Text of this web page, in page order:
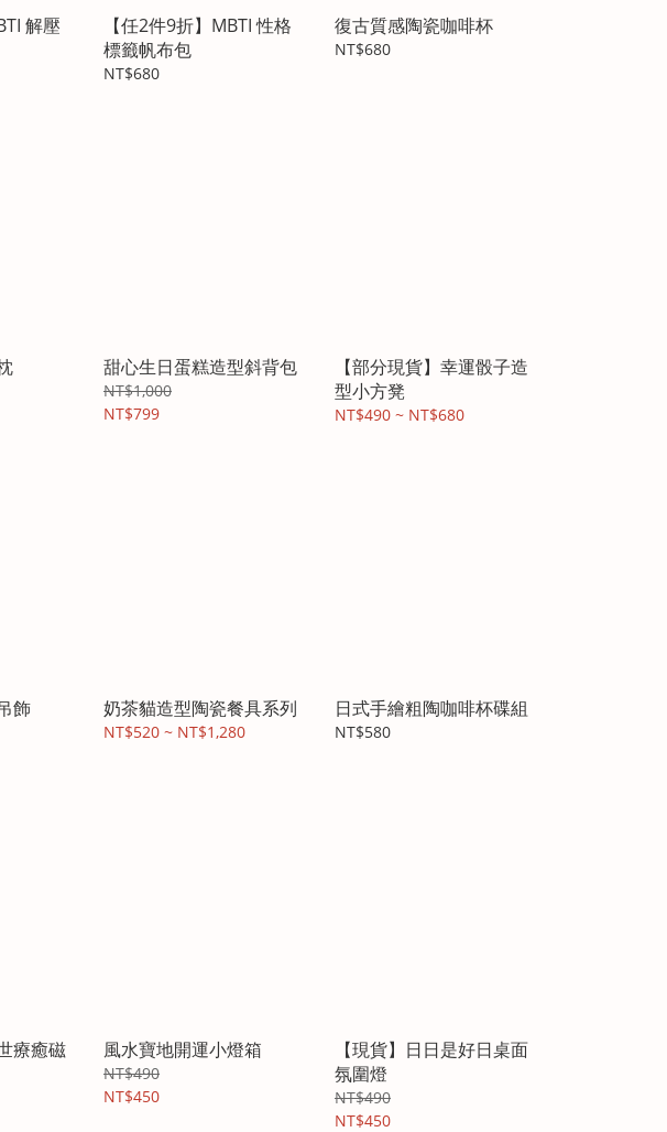
解壓
【任2件9折】MBTI 性格
標籤帆布包
NT$680
復古質感陶瓷咖啡杯
NT$680
甜心生日蛋糕造型斜背包
NT$1,000
NT$799
【部分現貨】幸運骰子造
型小方凳
NT$490 ~ NT$680
飾 奶茶貓造型陶瓷餐具系列
NT$520 ~ NT$1,280
日式手繪粗陶咖啡杯碟組
NT$580
療癒磁
風水寶地開運小燈箱
NT$490
NT$450
【現貨】日日是好日桌面
氛圍燈
NT$490
NT$450